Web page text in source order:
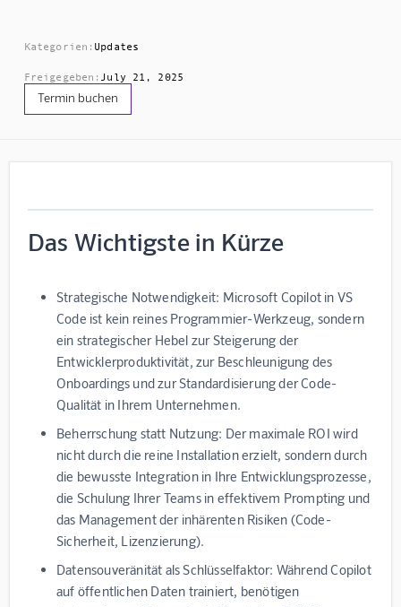
Kategorien: Updates
Freigegeben: July 21, 2025
Termin buchen
Das Wichtigste in Kürze
Strategische Notwendigkeit: Microsoft Copilot in VS
Code ist kein reines Programmier-Werkzeug, sondern
ein strategischer Hebel zur Steigerung der
Entwicklerproduktivität, zur Beschleunigung des
Onboardings und zur Standardisierung der Code-
Qualität in Ihrem Unternehmen.
Beherrschung statt Nutzung: Der maximale ROI wird
nicht durch die reine Installation erzielt, sondern durch
die bewusste Integration in Ihre Entwicklungsprozesse,
die Schulung Ihrer Teams in effektivem Prompting und
das Management der inhärenten Risiken (Code-
Sicherheit, Lizenzierung).
Datensouveränität als Schlüsselfaktor: Während Copilot
auf öffentlichen Daten trainiert, benötigen